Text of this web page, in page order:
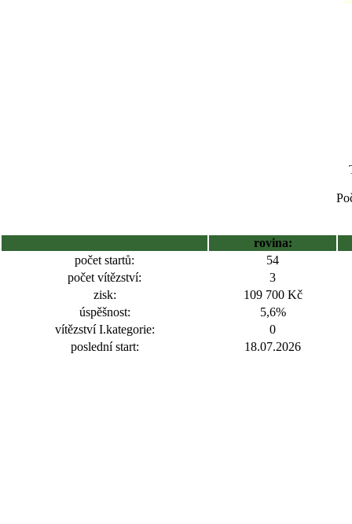
rovina:
počet startů:
54
počet vítězství:
3
zisk:
109 700 Kč
úspěšnost:
5,6%
vítězství I.kategorie:
0
poslední start:
18.07.2026